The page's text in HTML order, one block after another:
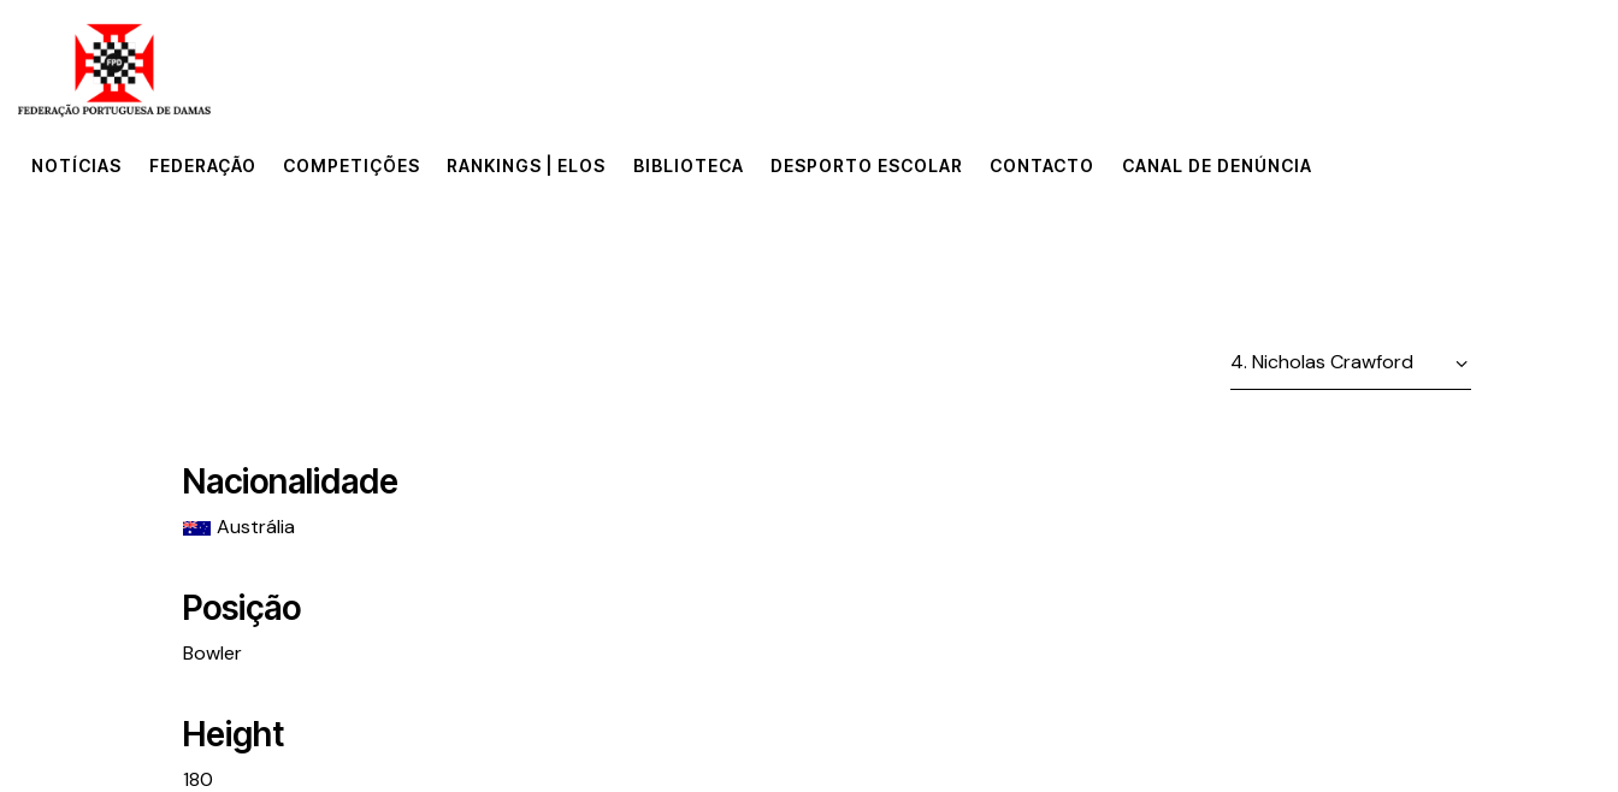
NOTÍCIAS
NOTÍCIAS FEDERAÇÃO COMPETIÇÕES RANKINGS | ELOS BIBLIOTECA DESPORTO ESCOLAR CONTACTO CANAL DE DENÚNCIA
Nacionalidade
Austrália
Posição
Bowler
Height
180